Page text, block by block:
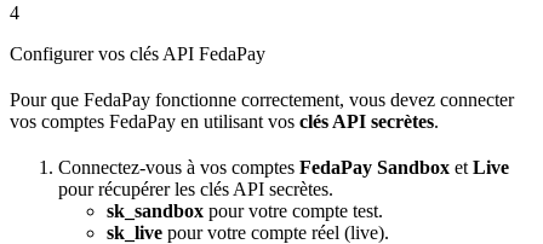
4
Configurer vos clés API FedaPay
Pour que FedaPay fonctionne correctement, vous devez connecter
vos comptes FedaPay en utilisant vos clés API secrètes.
Connectez-vous à vos comptes FedaPay Sandbox et Live
pour récupérer les clés API secrètes.
sk_sandbox pour votre compte test.
sk_live pour votre compte réel (live).